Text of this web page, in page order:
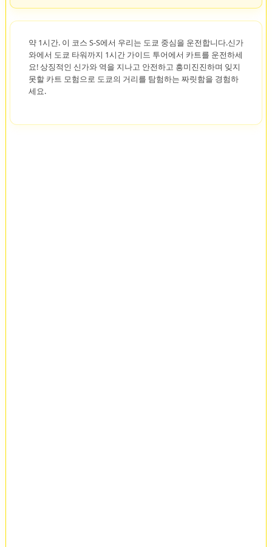
약 1시간. 이 코스 S-S에서 우리는 도쿄 중심을 운전합니다.신가
와에서 도쿄 타워까지 1시간 가이드 투어에서 카트를 운전하세
요! 상징적인 신가와 역을 지나고 안전하고 흥미진진하며 잊지
못할 카트 모험으로 도쿄의 거리를 탐험하는 짜릿함을 경험하
세요.